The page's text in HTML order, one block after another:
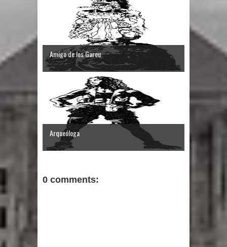
Amigo de los Garou
Arqueóloga
0 comments: